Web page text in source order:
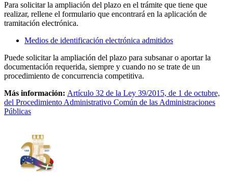
Para solicitar la ampliación del plazo en el trámite que tiene que
realizar, rellene el formulario que encontrará en la aplicación de
tramitación electrónica.
Medios de identificación electrónica admitidos
Puede solicitar la ampliación del plazo para subsanar o aportar la
documentación requerida, siempre y cuando no se trate de un
procedimiento de concurrencia competitiva.
Más información: Artículo 32 de la Ley 39/2015, de 1 de octubre,
del Procedimiento Administrativo Común de las Administraciones
Públicas